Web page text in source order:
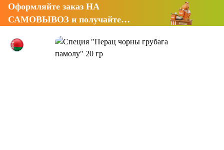
Оформляйте заказ НА
САМОВЫВОЗ и получайте